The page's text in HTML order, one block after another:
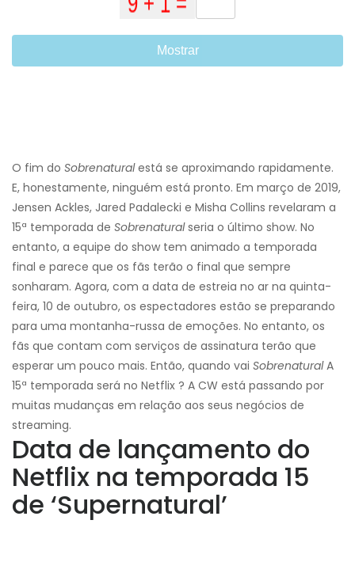
Mostrar
O fim do Sobrenaturalestá se aproximando rapidamente.
E, honestamente, ninguém está pronto. Em março de 2019,
Jensen Ackles, Jared Padalecki e Misha Collins revelaram a
15ª temporada de Sobrenaturalseria o último show. No
entanto, a equipe do show tem animado a temporada
final e parece que os fãs terão o final que sempre
sonharam. Agora, com a data de estreia no ar na quinta-
feira, 10 de outubro, os espectadores estão se preparando
para uma montanha-russa de emoções. No entanto, os
fãs que contam com serviços de assinatura terão que
esperar um pouco mais. Então, quando vai SobrenaturalA
15ª temporada será no Netflix ? A CW está passando por
muitas mudanças em relação aos seus negócios de
streaming.
Data de lançamento do
Netflix na temporada 15
de ‘Supernatural’